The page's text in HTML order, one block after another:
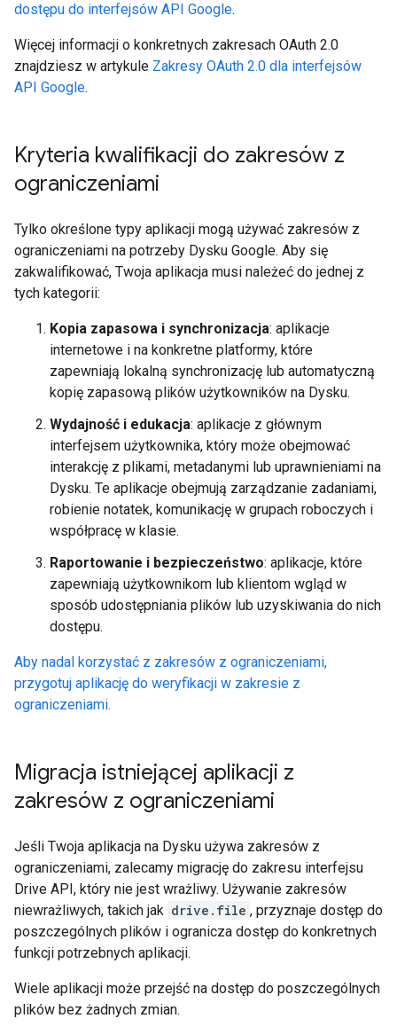
dostępu do interfejsów API Google.
Więcej informacji o konkretnych zakresach OAuth 2.0
znajdziesz w artykule Zakresy OAuth 2.0 dla interfejsów
API Google.
Kryteria kwalifikacji do zakresów z
ograniczeniami
Tylko określone typy aplikacji mogą używać zakresów z
ograniczeniami na potrzeby Dysku Google. Aby się
zakwalifikować, Twoja aplikacja musi należeć do jednej z
tych kategorii:
Kopia zapasowa i synchronizacja: aplikacje
internetowe i na konkretne platformy, które
zapewniają lokalną synchronizację lub automatyczną
kopię zapasową plików użytkowników na Dysku.
Wydajność i edukacja: aplikacje z głównym
interfejsem użytkownika, który może obejmować
interakcję z plikami, metadanymi lub uprawnieniami na
Dysku. Te aplikacje obejmują zarządzanie zadaniami,
robienie notatek, komunikację w grupach roboczych i
współpracę w klasie.
Raportowanie i bezpieczeństwo: aplikacje, które
zapewniają użytkownikom lub klientom wgląd w
sposób udostępniania plików lub uzyskiwania do nich
dostępu.
Aby nadal korzystać z zakresów z ograniczeniami,
przygotuj aplikację do weryfikacji w zakresie z
ograniczeniami.
Migracja istniejącej aplikacji z
zakresów z ograniczeniami
Jeśli Twoja aplikacja na Dysku używa zakresów z
ograniczeniami, zalecamy migrację do zakresu interfejsu
Drive API, który nie jest wrażliwy. Używanie zakresów
niewrażliwych, takich jak drive.file , przyznaje dostęp do
poszczególnych plików i ogranicza dostęp do konkretnych
funkcji potrzebnych aplikacji.
Wiele aplikacji może przejść na dostęp do poszczególnych
plików bez żadnych zmian.